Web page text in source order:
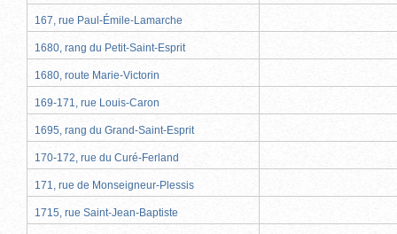
167, rue Paul-Émile-Lamarche
1680, rang du Petit-Saint-Esprit
1680, route Marie-Victorin
169-171, rue Louis-Caron
1695, rang du Grand-Saint-Esprit
170-172, rue du Curé-Ferland
171, rue de Monseigneur-Plessis
1715, rue Saint-Jean-Baptiste